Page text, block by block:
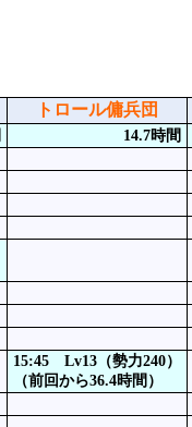
トロール傭兵団
14.7時間
15:45 Lv13（勢力240）
（前回から36.4時間）